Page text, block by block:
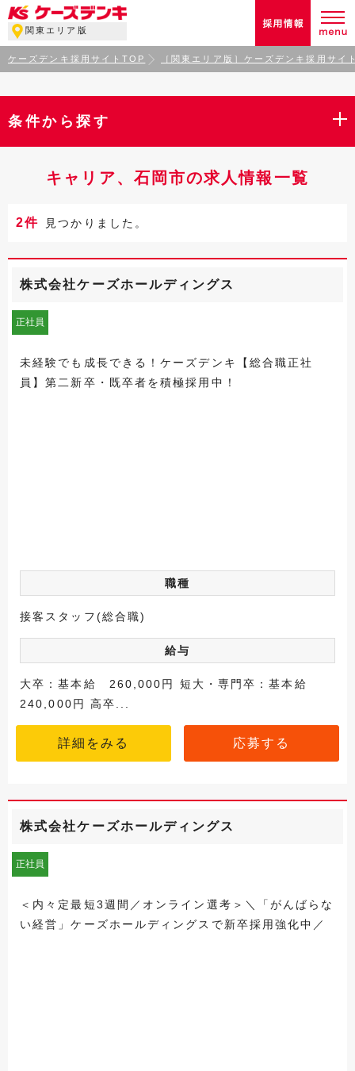
関東エリア版
ケーズデンキ採用サイトTOP ［関東エリア版］ケーズデンキ採用サイ
条件から探す
キャリア、石岡市の求人情報一覧
2件 見つかりました。
株式会社ケーズホールディングス
正社員
未経験でも成長できる！ケーズデンキ【総合職正社
員】第二新卒・既卒者を積極採用中！
職種
接客スタッフ(総合職)
給与
大卒：基本給 260,000円 短大・専門卒：基本給
240,000円 高卒...
詳細をみる 応募する
株式会社ケーズホールディングス
正社員
＜内々定最短3週間／オンライン選考＞＼「がんばらな
い経営」ケーズホールディングスで新卒採用強化中／